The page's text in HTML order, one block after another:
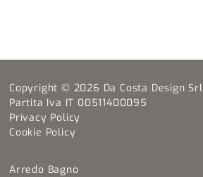
Copyright © 2026 Da Costa Design Srl
Partita Iva IT 00511400095
Privacy Policy
Cookie Policy
Arredo Bagno